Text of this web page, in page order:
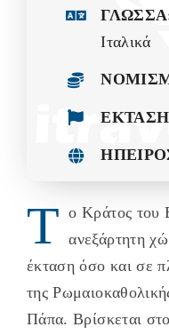
-
Ιταλικά
Τ ο Κράτος του
ανεξάρτητη
έκταση όσο και σε
της
Πάπα. Βρίσκεται